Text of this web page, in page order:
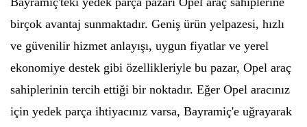
birçok avantaj sunmaktadır. Geniş ürün yelpazesi, hızlı
ve güvenilir hizmet anlayışı, uygun fiyatlar ve yerel
ekonomiye destek gibi özellikleriyle bu pazar, Opel araç
sahiplerinin tercih ettiği bir noktadır. Eğer Opel aracınız
için yedek parça ihtiyacınız varsa, Bayramiç'e uğrayarak